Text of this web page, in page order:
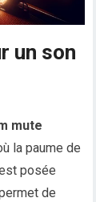
un son
mute
la paume de
posée
de